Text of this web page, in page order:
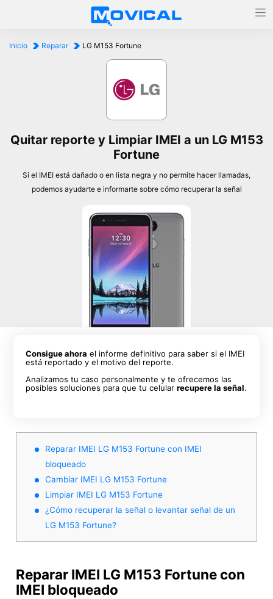
Inicio Reparar LG M153 Fortune
Quitar reporte y Limpiar IMEI a un LG M153
Fortune
Si el IMEI está dañado o en lista negra y no permite hacer llamadas,
podemos ayudarte e informarte sobre cómo recuperar la señal
Consigue ahora el informe definitivo para saber si el IMEI
está reportado y el motivo del reporte.
Analizamos tu caso personalmente y te ofrecemos las
posibles soluciones para que tu celularrecupere la señal.
Reparar IMEI LG M153 Fortune con IMEI
bloqueado
Cambiar IMEI LG M153 Fortune
Limpiar IMEI LG M153 Fortune
¿Cómo recuperar la señal o levantar señal de un
LG M153 Fortune?
Reparar IMEI LG M153 Fortune con
IMEI bloqueado